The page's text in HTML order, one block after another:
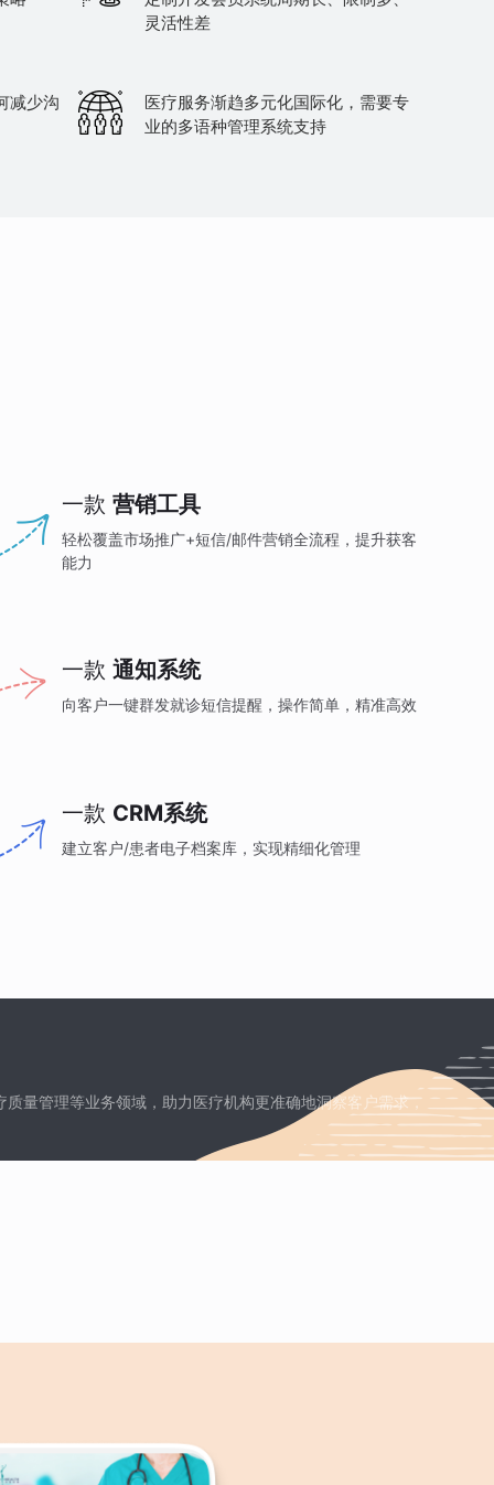
灵活性差
减少沟
医疗服务渐趋多元化国际化，需要专
业的多语种管理系统支持
一款 营销工具
轻松覆盖市场推广+短信/邮件营销全流程，提升获客
能力
一款 通知系统
向客户一键群发就诊短信提醒，操作简单，精准高效
一款 CRM系统
建立客户/患者电子档案库，实现精细化管理
量管理等业务领域，助力医疗机构更准确地洞察客户需求，